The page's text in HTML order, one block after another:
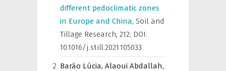
different pedoclimatic zones
in Europe and China, Soil and
Tillage Research, 212; DOI:
10.1016/j.still.2021.105033
Barão Lúcia, Alaoui Abdallah,